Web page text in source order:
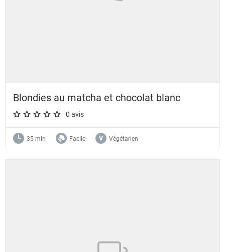
Blondies au matcha et chocolat blanc
A star rating of 0 out of 5.
0 avis
35 min Facile Végétarien